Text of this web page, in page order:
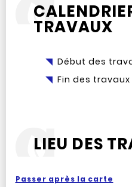
TRAVAUX
Début des
Fin des travaux
LIEU DES
Passer après la carte